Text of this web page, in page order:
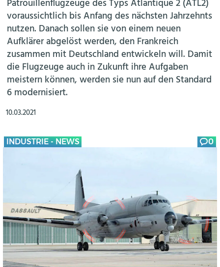
BERUFE
AERO-KULTUR
Patrouillenflugzeuge des Typs Atlantique 2 (ATL2)
voraussichtlich bis Anfang des nächsten Jahrzehnts
nutzen. Danach sollen sie von einem neuen
Aufklärer abgelöst werden, den Frankreich
zusammen mit Deutschland entwickeln will. Damit
die Flugzeuge auch in Zukunft ihre Aufgaben
meistern können, werden sie nun auf den Standard
6 modernisiert.
10.03.2021
INDUSTRIE - NEWS 0